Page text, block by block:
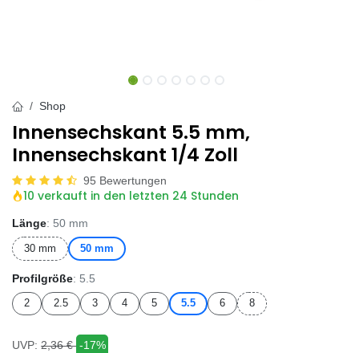
Shop
Innensechskant 5.5 mm,
Innensechskant 1/4 Zoll
95 Bewertungen
10 verkauft in den letzten 24 Stunden
Länge: 50 mm
30 mm 50 mm
Profilgröße: 5.5
2 2.5 3 4 5 5.5 6 8
UVP: 2,36€ -17%